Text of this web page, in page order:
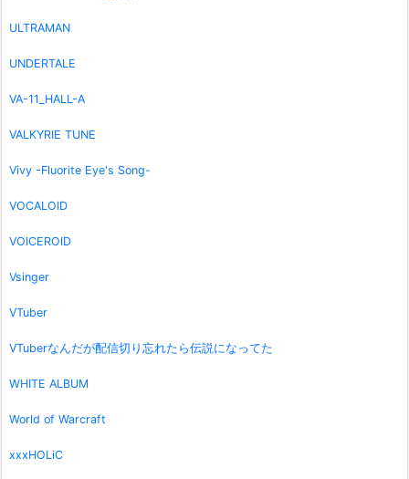
ULTRAMAN
UNDERTALE
VA-11_HALL-A
VALKYRIE TUNE
Vivy -Fluorite Eye's Song-
VOCALOID
VOICEROID
Vsinger
VTuber
VTuberなんだが配信切り忘れたら伝説になってた
WHITE ALBUM
World of Warcraft
xxxHOLiC